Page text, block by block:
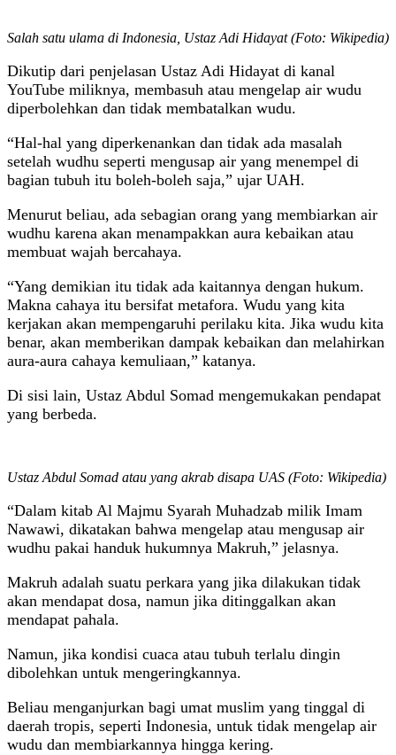
Salah satu ulama di Indonesia, Ustaz Adi Hidayat (Foto: Wikipedia)
Dikutip dari penjelasan Ustaz Adi Hidayat di kanal
YouTube miliknya, membasuh atau mengelap air wudu
diperbolehkan dan tidak membatalkan wudu.
“Hal-hal yang diperkenankan dan tidak ada masalah
setelah wudhu seperti mengusap air yang menempel di
bagian tubuh itu boleh-boleh saja,” ujar UAH.
Menurut beliau, ada sebagian orang yang membiarkan air
wudhu karena akan menampakkan aura kebaikan atau
membuat wajah bercahaya.
“Yang demikian itu tidak ada kaitannya dengan hukum.
Makna cahaya itu bersifat metafora. Wudu yang kita
kerjakan akan mempengaruhi perilaku kita. Jika wudu kita
benar, akan memberikan dampak kebaikan dan melahirkan
aura-aura cahaya kemuliaan,” katanya.
Di sisi lain, Ustaz Abdul Somad mengemukakan pendapat
yang berbeda.
Ustaz Abdul Somad atau yang akrab disapa UAS (Foto: Wikipedia)
“Dalam kitab Al Majmu Syarah Muhadzab milik Imam
Nawawi, dikatakan bahwa mengelap atau mengusap air
wudhu pakai handuk hukumnya Makruh,” jelasnya.
Makruh adalah suatu perkara yang jika dilakukan tidak
akan mendapat dosa, namun jika ditinggalkan akan
mendapat pahala.
Namun, jika kondisi cuaca atau tubuh terlalu dingin
dibolehkan untuk mengeringkannya.
Beliau menganjurkan bagi umat muslim yang tinggal di
daerah tropis, seperti Indonesia, untuk tidak mengelap air
wudu dan membiarkannya hingga kering.